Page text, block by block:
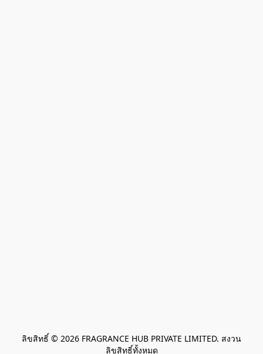
ลิขสิทธิ์ © 2026 FRAGRANCE HUB PRIVATE LIMITED. สงวน
ลิขสิทธิ์ทั้งหมด